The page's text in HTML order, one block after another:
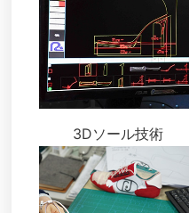
3Dソール技術